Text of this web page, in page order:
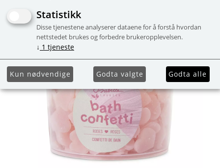
Statistikk
Disse tjenestene analyserer dataene for å forstå hvordan
nettstedet brukes og forbedre brukeropplevelsen.
↓ 1 tjeneste
Kun nødvendige Godta valgte Godta alle